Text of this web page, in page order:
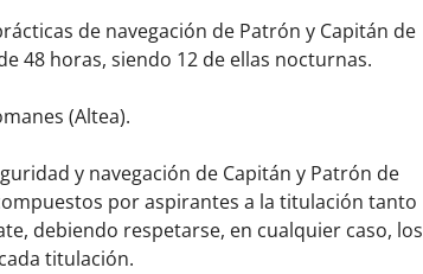
de navegación de Patrón y Capitán de
48 horas, siendo 12 de ellas nocturnas.
(Altea).
y navegación de Capitán y Patrón de
por aspirantes a la titulación tanto
debiendo respetarse, en cualquier caso, los
titulación.